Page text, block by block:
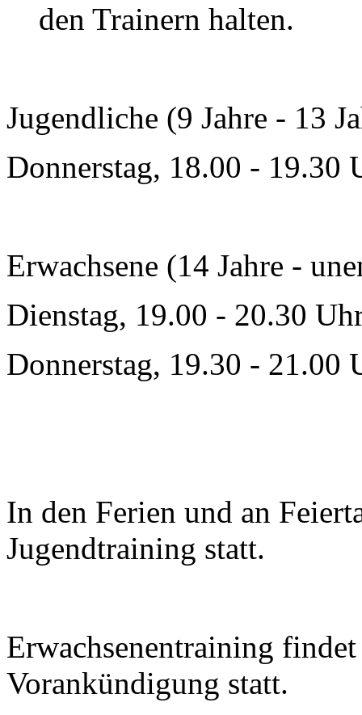
den Trainern halten.
Jugendliche (9 Jahre - 13
Donnerstag, 18.00 - 19.30
Erwachsene (14 Jahre -
Dienstag, 19.00 - 20.30
Donnerstag, 19.30 - 21.00
In den Ferien und an
Jugendtraining statt.
Erwachsenentraining
Vorankündigung statt.